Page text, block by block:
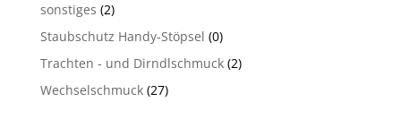
sonstiges (2)
Staubschutz Handy-Stöpsel (0)
Trachten - und Dirndlschmuck (2)
Wechselschmuck (27)